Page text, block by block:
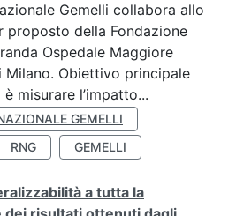
Gemelli collabora allo
proposto della Fondazione
Ospedale Maggiore
Milano. Obiettivo principale
misurare l’impatto...
GEMELLI
RNG GEMELLI
a tutta la